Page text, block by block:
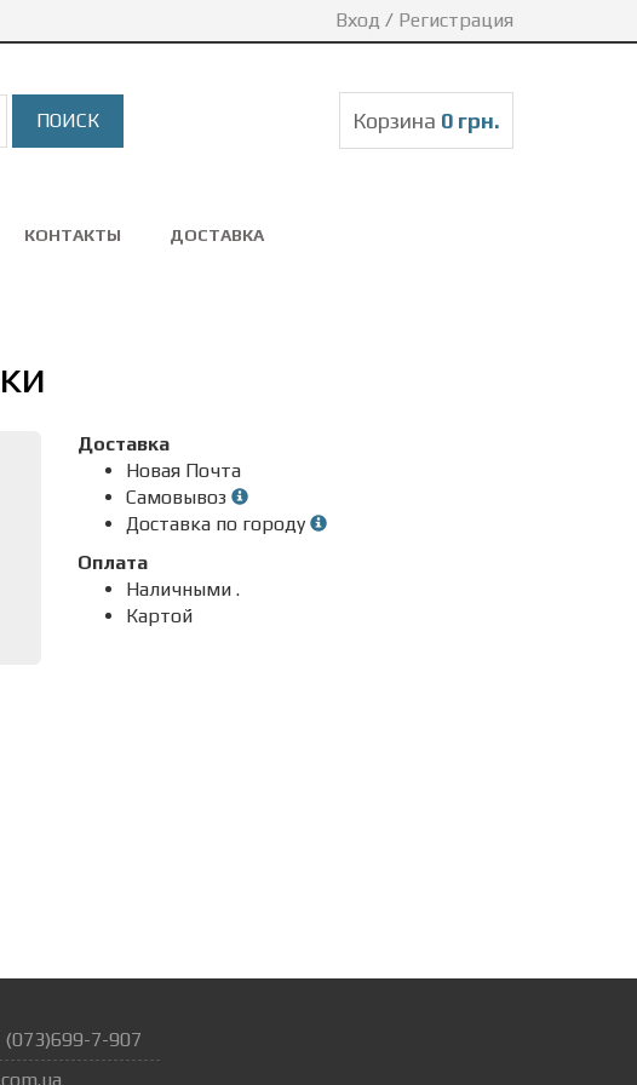
Вход / Регистрация
Корзина 0 грн.
КОНТАКТЫ ДОСТАВКА
Доставка
Новая Почта
Самовывоз
Доставка по городу
Оплата
Наличными .
Картой
7-907